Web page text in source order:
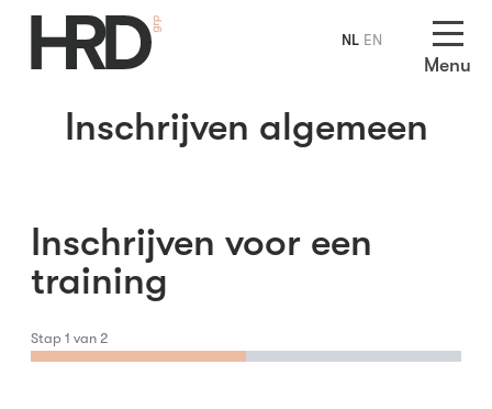
Menu
Inschrijven algemeen
Inschrijven voor een
training
Stap 1 van 2
NL EN